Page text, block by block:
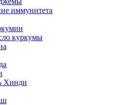
иммунитета
куркумы
Хинди